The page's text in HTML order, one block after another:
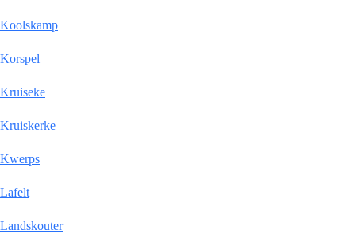
Koolskamp
Korspel
Kruiseke
Kruiskerke
Kwerps
Lafelt
Landskouter